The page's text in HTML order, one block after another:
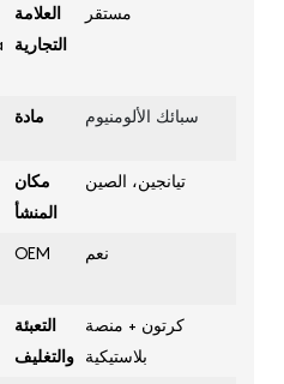
العلامة
التجارية
مستقر
مادة سبائك الألومنيوم
مكان
المنشأ
تيانجين، الصين
OEM نعم
التعبئة
والتغليف
كرتون + منصة
بلاستيكية